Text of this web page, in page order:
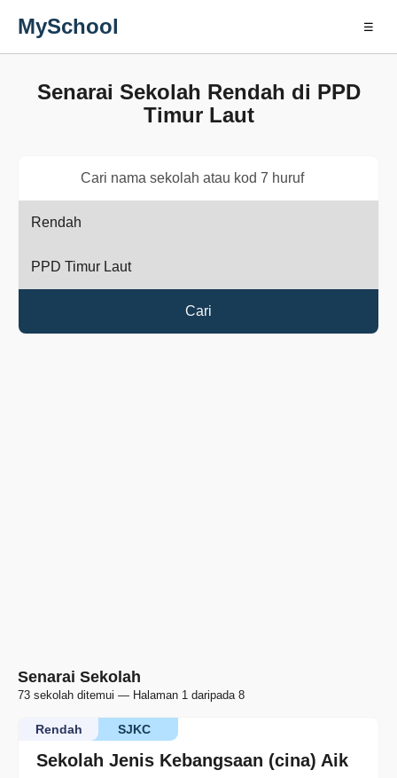
MySchool ☰
Senarai Sekolah Rendah di PPD
Timur Laut
Cari
Senarai Sekolah
73 sekolah ditemui — Halaman 1 daripada 8
Sekolah Jenis Kebangsaan (cina) Aik
SJKC
Rendah